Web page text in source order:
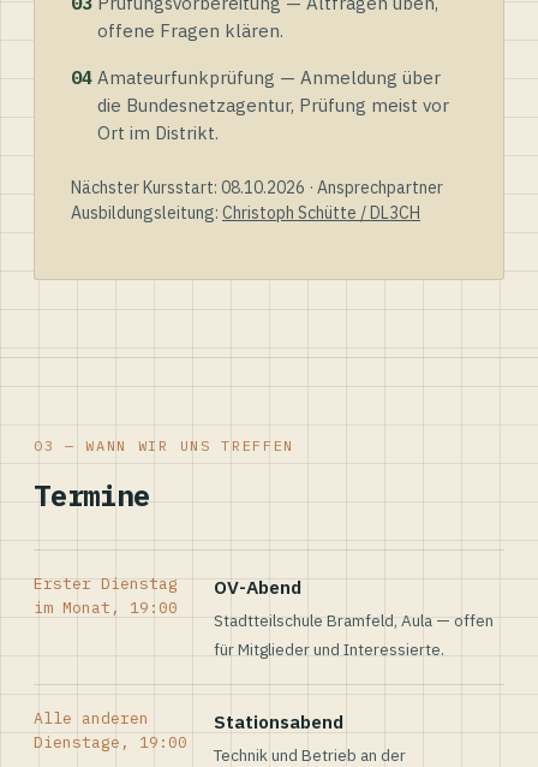
offene Fragen klären.
04 Amateurfunkprüfung — Anmeldung über
die Bundesnetzagentur, Prüfung meist vor
Ort im Distrikt.
Nächster Kursstart: 08.10.2026 · Ansprechpartner
Ausbildungsleitung: Christoph Schütte / DL3CH
03 — WANN WIR UNS TREFFEN
Termine
Erster Dienstag
im Monat, 19:00
OV-Abend
Stadtteilschule Bramfeld, Aula — offen
für Mitglieder und Interessierte.
Alle anderen
Dienstage, 19:00
Stationsabend
Technik und Betrieb an der